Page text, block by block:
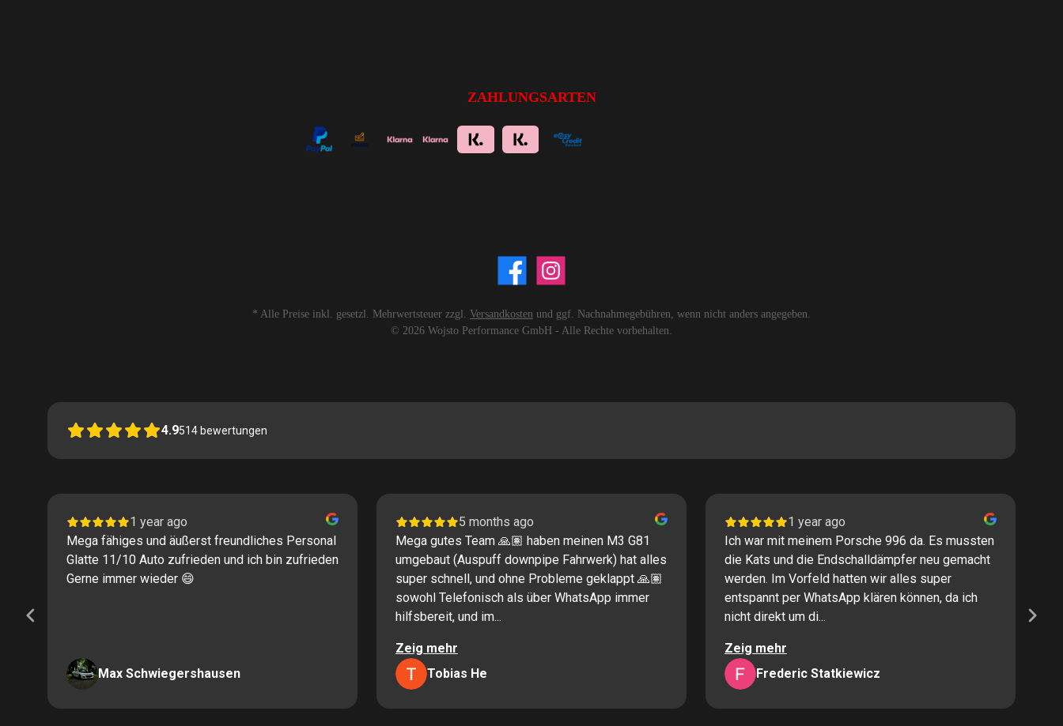
ZAHLUNGSARTEN
* Alle Preise inkl. gesetzl. Mehrwertsteuer zzgl. Versandkosten und ggf. Nachnahmegebühren, wenn nicht anders angegeben.
© 2026 Wojsto Performance GmbH - Alle Rechte vorbehalten.
4.9514 bewertungen
1 year ago
Mega fähiges und äußerst freundliches Personal
Glatte 11/10 Auto zufrieden und ich bin zufrieden
Gerne immer wieder 😄
Max Schwiegershausen
5 months ago
Mega gutes Team 🙏🏽 haben meinen M3 G81
umgebaut (Auspuff downpipe Fahrwerk) hat alles
super schnell, und ohne Probleme geklappt 🙏🏽
sowohl Telefonisch als über WhatsApp immer
hilfsbereit, und im...
Zeig mehr
Tobias He
1 year ago
Ich war mit meinem Porsche 996 da. Es mussten
die Kats und die Endschalldämpfer neu gemacht
werden. Im Vorfeld hatten wir alles super
entspannt per WhatsApp klären können, da ich
nicht direkt um di...
Zeig mehr
Frederic Statkiewicz